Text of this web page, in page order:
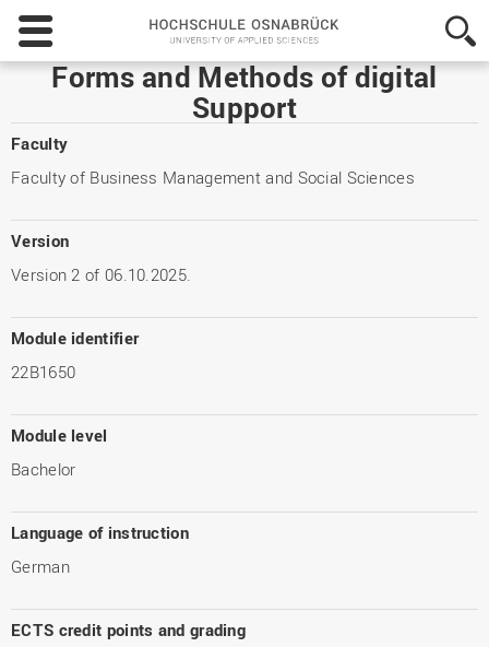
Hochschule
Osnabrück
-
University
Applied
Forms and Methods of digital
Support
Faculty
Faculty of Business Management and Social Sciences
Version
Version 2 of 06.10.2025.
Module identifier
22B1650
Module level
Bachelor
Language of instruction
German
ECTS credit points and grading